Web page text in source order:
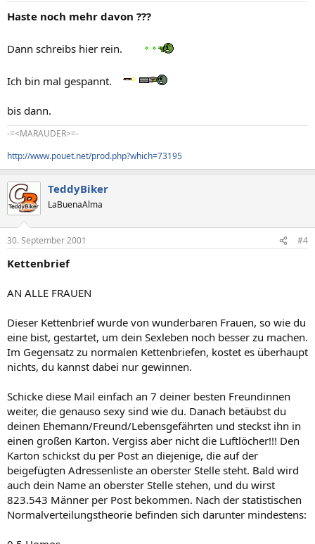
Haste noch mehr davon ???
Dann schreibs hier rein.
Ich bin mal gespannt.
bis dann.
-=<MARAUDER>=-
http://www.pouet.net/prod.php?which=73195
TeddyBiker
LaBuenaAlma
30. September 2001 #4
Kettenbrief
AN ALLE FRAUEN
Dieser Kettenbrief wurde von wunderbaren Frauen, so wie du
eine bist, gestartet, um dein Sexleben noch besser zu machen.
Im Gegensatz zu normalen Kettenbriefen, kostet es überhaupt
nichts, du kannst dabei nur gewinnen.
Schicke diese Mail einfach an 7 deiner besten Freundinnen
weiter, die genauso sexy sind wie du. Danach betäubst du
deinen Ehemann/Freund/Lebensgefährten und steckst ihn in
einen großen Karton. Vergiss aber nicht die Luftlöcher!!! Den
Karton schickst du per Post an diejenige, die auf der
beigefügten Adressenliste an oberster Stelle steht. Bald wird
auch dein Name an oberster Stelle stehen, und du wirst
823.543 Männer per Post bekommen. Nach der statistischen
Normalverteilungstheorie befinden sich darunter mindestens: